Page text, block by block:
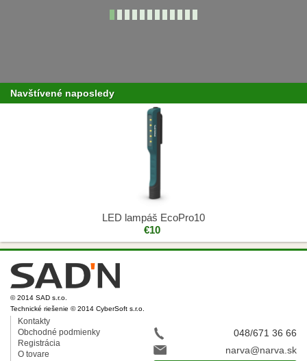
Navštívené naposledy
LED lampáš EcoPro10
€10
© 2014 SAD s.r.o.
Technické riešenie © 2014 CyberSoft s.r.o.
Kontakty
Obchodné podmienky
Registrácia
O tovare
048/671 36 66
narva@narva.sk